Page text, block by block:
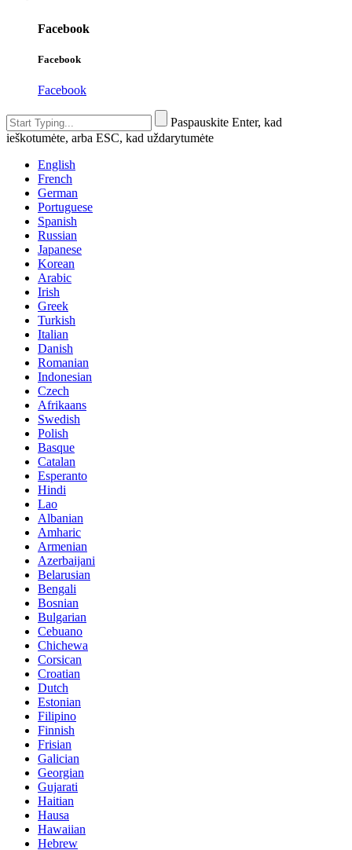
Facebook
Facebook
Facebook
Paspauskite Enter, kad
ieškotumėte, arba ESC, kad uždarytumėte
English
French
German
Portuguese
Spanish
Russian
Japanese
Korean
Arabic
Irish
Greek
Turkish
Italian
Danish
Romanian
Indonesian
Czech
Afrikaans
Swedish
Polish
Basque
Catalan
Esperanto
Hindi
Lao
Albanian
Amharic
Armenian
Azerbaijani
Belarusian
Bengali
Bosnian
Bulgarian
Cebuano
Chichewa
Corsican
Croatian
Dutch
Estonian
Filipino
Finnish
Frisian
Galician
Georgian
Gujarati
Haitian
Hausa
Hawaiian
Hebrew